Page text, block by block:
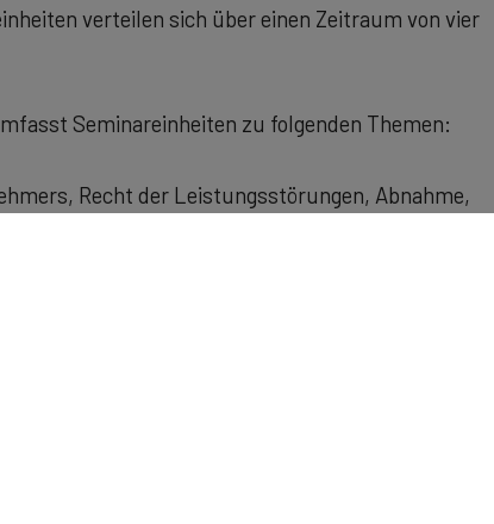
verteilen sich über einen Zeitraum von vier
Seminareinheiten zu folgenden Themen:
Recht der Leistungsstörungen, Abnahme,